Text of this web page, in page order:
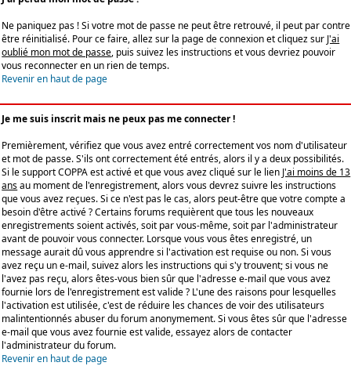
Ne paniquez pas ! Si votre mot de passe ne peut être retrouvé, il peut par contre
être réinitialisé. Pour ce faire, allez sur la page de connexion et cliquez sur J'ai
oublié mon mot de passe, puis suivez les instructions et vous devriez pouvoir
vous reconnecter en un rien de temps.
Revenir en haut de page
Je me suis inscrit mais ne peux pas me connecter !
Premièrement, vérifiez que vous avez entré correctement vos nom d'utilisateur
et mot de passe. S'ils ont correctement été entrés, alors il y a deux possibilités.
Si le support COPPA est activé et que vous avez cliqué sur le lien J'ai moins de 13
ansau moment de l'enregistrement, alors vous devrez suivre les instructions
que vous avez reçues. Si ce n'est pas le cas, alors peut-être que votre compte a
besoin d'être activé ? Certains forums requièrent que tous les nouveaux
enregistrements soient activés, soit par vous-même, soit par l'administrateur
avant de pouvoir vous connecter. Lorsque vous vous êtes enregistré, un
message aurait dû vous apprendre si l'activation est requise ou non. Si vous
avez reçu un e-mail, suivez alors les instructions qui s'y trouvent; si vous ne
l'avez pas reçu, alors êtes-vous bien sûr que l'adresse e-mail que vous avez
fournie lors de l'enregistrement est valide ? L'une des raisons pour lesquelles
l'activation est utilisée, c'est de réduire les chances de voir des utilisateurs
malintentionnés abuser du forum anonymement. Si vous êtes sûr que l'adresse
e-mail que vous avez fournie est valide, essayez alors de contacter
l'administrateur du forum.
Revenir en haut de page